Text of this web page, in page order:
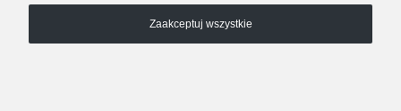
Zaakceptuj wszystkie